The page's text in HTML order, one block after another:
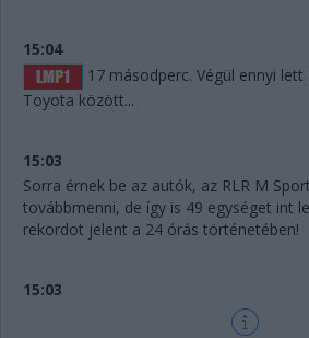
15:04
17 másodperc. Végül ennyi
Toyota között...
15:03
Sorra érnek be az autók, az RLR M
továbbmenni, de így is 49 egységet int
rekordot jelent a 24 órás történetében!
15:03